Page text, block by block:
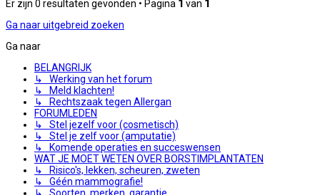
Er zijn 0 resultaten gevonden • Pagina 1 van 1
Ga naar uitgebreid zoeken
Ga naar
BELANGRIJK
↳ Werking van het forum
↳ Meld klachten!
↳ Rechtszaak tegen Allergan
FORUMLEDEN
↳ Stel jezelf voor (cosmetisch)
↳ Stel je zelf voor (amputatie)
↳ Komende operaties en succeswensen
WAT JE MOET WETEN OVER BORSTIMPLANTATEN
↳ Risico's, lekken, scheuren, zweten
↳ Géén mammografie!